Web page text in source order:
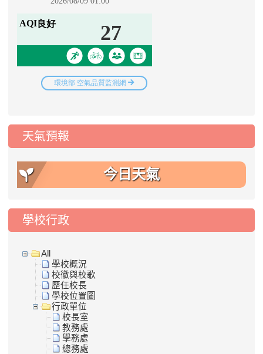
天氣預報
今日天氣
學校行政
All
學校概況
校徽與校歌
歷任校長
學校位置圖
行政單位
校長室
教務處
學務處
總務處